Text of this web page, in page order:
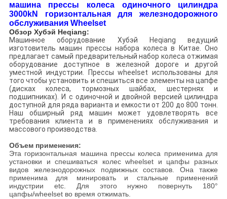
машина прессы колеса одиночного цилиндра
3000kN горизонтальная для железнодорожного
обслуживания Wheelset
Обзор Хубэй Heqiang:
Машинное оборудование Хубэй Heqiang ведущий
изготовитель машин прессы набора колеса в Китае. Оно
предлагает самый предварительный набор колеса отжимая
оборудование доступное в железной дороге и другой
уместной индустрии. Прессы wheelset использованы для
того чтобы установить и спешиться все элементы на цапфе
(дисках колеса, тормозных шайбах, шестернях и
подшипниках). И с одиночной и двойной версией цилиндра
доступной для ряда варианта и емкости от 200 до 800 тонн.
Наш обширный ряд машин может удовлетворять все
требования клиента и в применениях обслуживания и
массового производства.
Объем применения:
Эта горизонтальная машина прессы колеса применима для
установки и спешиваться колес wheelset и цапфы разных
видов железнодорожных подвижных составов. Она также
применима для минировать и стальные применений
индустрии etc. Для этого нужно повернуть 180°
цапфы/wheelset во время отжимать.